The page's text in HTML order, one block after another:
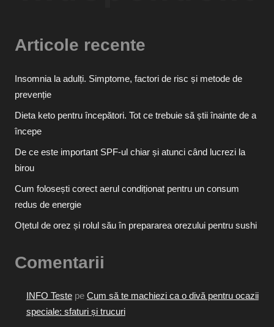
Articole recente
Insomnia la adulți. Simptome, factori de risc și metode de
prevenție
Dieta keto pentru începători. Tot ce trebuie să știi înainte de a
începe
De ce este important SPF-ul chiar și atunci când lucrezi la
birou
Cum folosești corect aerul condiționat pentru un consum
redus de energie
Oțetul de orez și rolul său în prepararea orezului pentru sushi
Comentarii
INFO Testepe Cum să te machiezi ca o divă pentru ocazii
speciale: sfaturi și trucuri